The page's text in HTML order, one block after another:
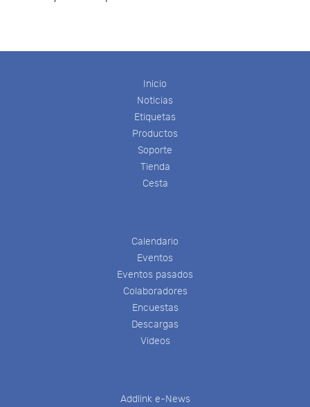
Inicio
Noticias
Etiquetas
Productos
Soporte
Tienda
Cesta
Calendario
Eventos
Eventos pasados
Colaboradores
Encuestas
Descargas
Videos
Addlink e-News